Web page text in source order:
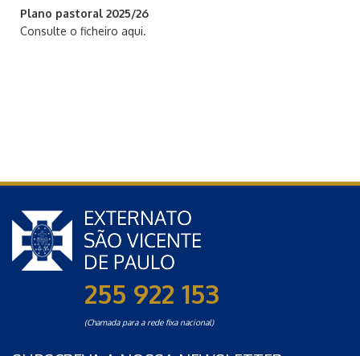
Plano pastoral 2025/26
Consulte o ficheiro aqui.
255 922 153
(Chamada para a rede fixa nacional)